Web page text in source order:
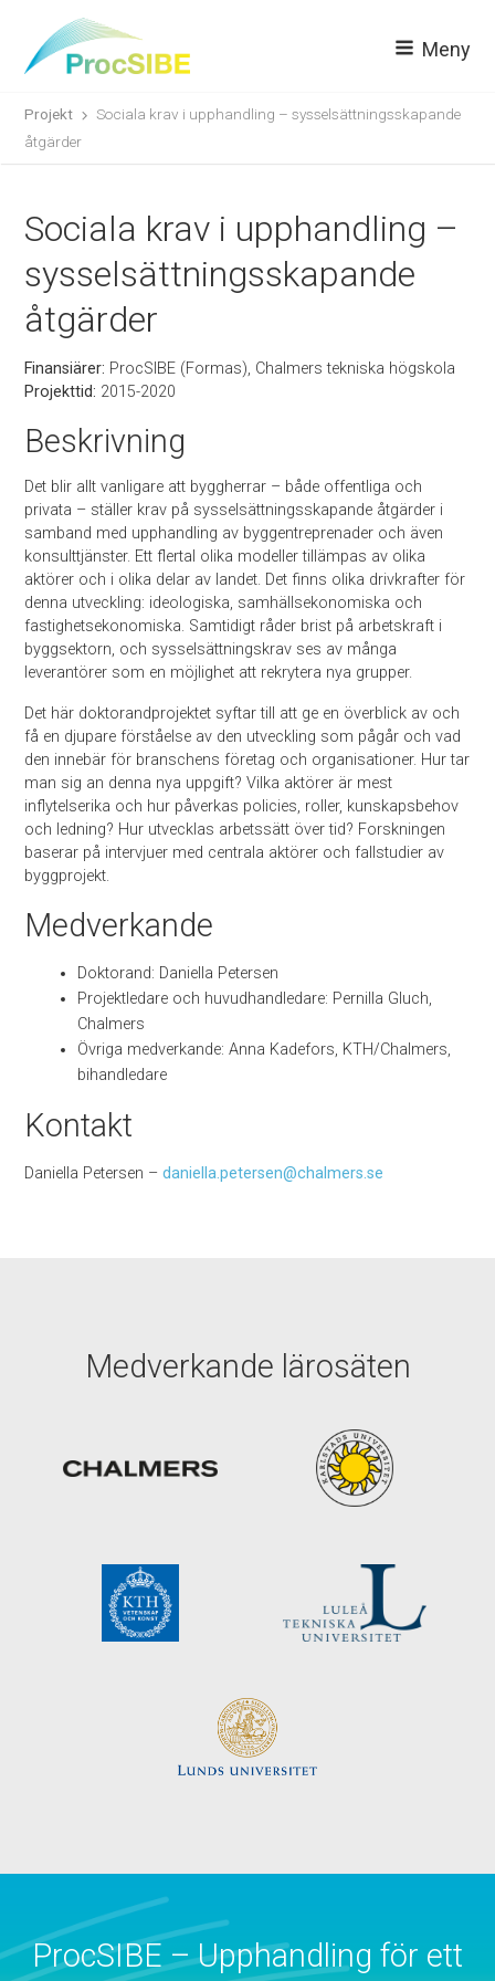
Meny
Projekt
Sociala krav i upphandling – sysselsättningsskapande
åtgärder
Sociala krav i upphandling –
sysselsättningsskapande
åtgärder
Finansiärer: ProcSIBE (Formas), Chalmers tekniska högskola
Projekttid: 2015-2020
Beskrivning
Det blir allt vanligare att byggherrar – både offentliga och
privata – ställer krav på sysselsättningsskapande åtgärder i
samband med upphandling av byggentreprenader och även
konsulttjänster. Ett flertal olika modeller tillämpas av olika
aktörer och i olika delar av landet. Det finns olika drivkrafter för
denna utveckling: ideologiska, samhällsekonomiska och
fastighetsekonomiska. Samtidigt råder brist på arbetskraft i
byggsektorn, och sysselsättningskrav ses av många
leverantörer som en möjlighet att rekrytera nya grupper.
Det här doktorandprojektet syftar till att ge en överblick av och
få en djupare förståelse av den utveckling som pågår och vad
den innebär för branschens företag och organisationer. Hur tar
man sig an denna nya uppgift? Vilka aktörer är mest
inflytelserika och hur påverkas policies, roller, kunskapsbehov
och ledning? Hur utvecklas arbetssätt över tid? Forskningen
baserar på intervjuer med centrala aktörer och fallstudier av
byggprojekt.
Medverkande
Doktorand: Daniella Petersen
Projektledare och huvudhandledare: Pernilla Gluch,
Chalmers
Övriga medverkande: Anna Kadefors, KTH/Chalmers,
bihandledare
Kontakt
Daniella Petersen –daniella.petersen@chalmers.se
Medverkande lärosäten
ProcSIBE – Upphandling för ett